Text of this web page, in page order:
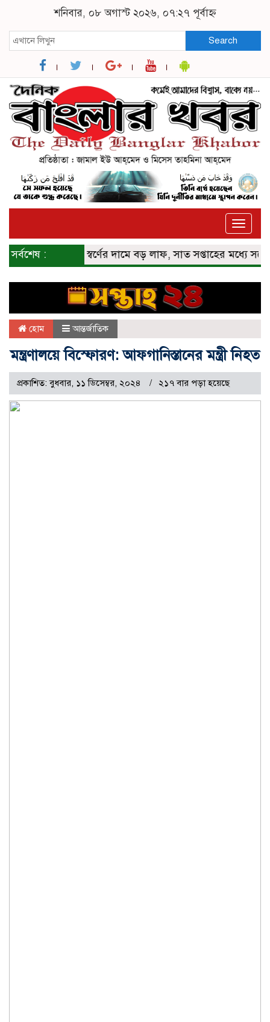
শনিবার, ০৮ অগাস্ট ২০২৬, ০৭:২৭ পূর্বাহ্ন
Search
Toggle
সর্বশেষ :
বিশ্ববাজারে স্বর্ণের দামে বড় লাফ, সাত সপ্তাহের মধ্যে সর্বোচ্চ
হোম আন্তর্জাতিক
মন্ত্রণালয়ে বিস্ফোরণ: আফগানিস্তানের মন্ত্রী নিহত
প্রকাশিত: বুধবার, ১১ ডিসেম্বর, ২০২৪ ২১৭ বার পড়া হয়েছে